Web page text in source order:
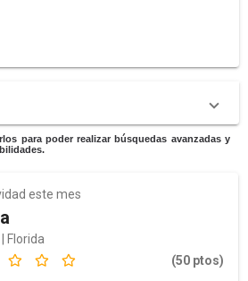
para poder realizar búsquedas avanzadas y
este mes
Florida
(50 ptos)